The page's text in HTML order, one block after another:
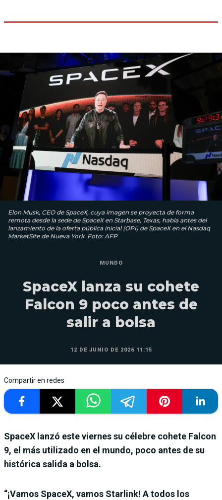
Elon Musk, CEO de SpaceX, cuya imagen se proyecta de forma
remota desde la sede de SpaceX en Starbase, Texas, habla antes del
lanzamiento de la oferta pública inicial (OPI) de SpaceX en el Nasdaq
MarketSite de Nueva York. Foto: AFP
MUNDO
SpaceX lanza su cohete
Falcon 9 poco antes de
salir a bolsa
12 DE JUNIO DE 2026 11:15
Compartir en redes
SpaceX lanzó este viernes su célebre cohete Falcon
9, el más utilizado en el mundo, poco antes de su
histórica salida a bolsa.
“¡Vamos SpaceX, vamos Starlink! A todos los